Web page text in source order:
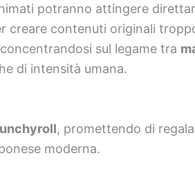
potranno attingere
creare contenuti originali
sul legame tra
di intensità umana.
, promettendo di
moderna.